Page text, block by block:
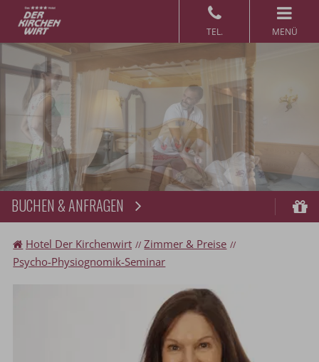
MENÜ
BUCHEN & ANFRAGEN
Hotel Der Kirchenwirt
Zimmer & Preise
Psycho-Physiognomik-Seminar